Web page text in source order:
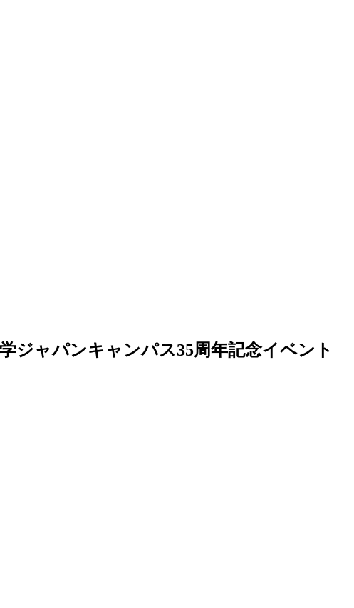
ジャパンキャンパス35周年記念イベント